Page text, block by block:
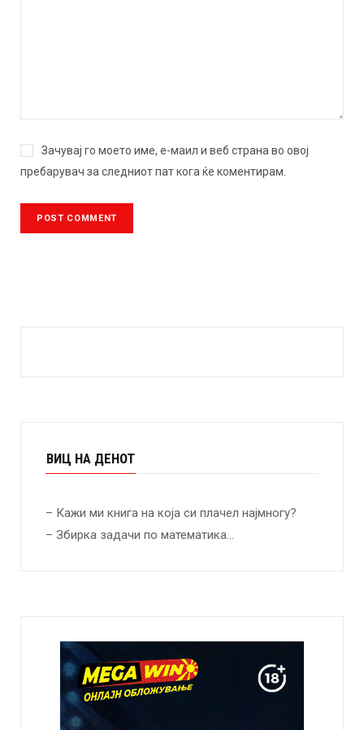
Зачувај го моето име, е-маил и веб страна во овој
пребарувач за следниот пат кога ќе коментирам.
ВИЦ НА ДЕНОТ
– Кажи ми книга на која си плачел најмногу?
– Збирка задачи по математика…